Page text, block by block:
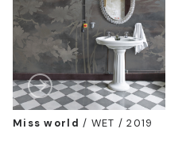
Miss world / WET / 2019